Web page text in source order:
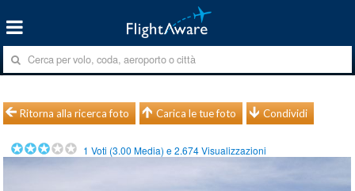
Ritorna alla ricerca foto Carica le tue foto Condividi
1 Voti (3.00 Media) e2.674Visualizzazioni